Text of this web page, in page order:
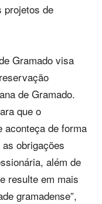
projetos de
Gramado visa
de Gramado.
que o
aconteça de forma
obrigações
além de
resulte em mais
gramadense”,